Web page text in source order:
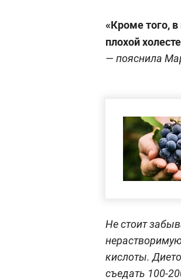
«Кроме того,
плохой
— пояснила
Не стоит
кислоты.
съедать 100-